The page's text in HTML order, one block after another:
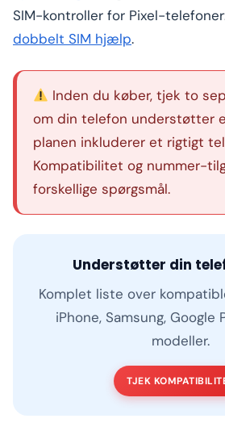
SIM-kontroller for Pixel-
dobbelt SIM hjælp.
Inden du køber, tjek to
om din telefon understøtter
planen inkluderer et rigtigt
Kompatibilitet og nummer-
forskellige spørgsmål.
Understøtter din
Komplet liste over
iPhone, Samsung, Google
modeller.
TJEK